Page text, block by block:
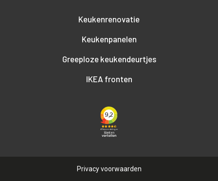
Keukenrenovatie
Keukenpanelen
Greeploze keukendeurtjes
IKEA fronten
Privacy voorwaarden